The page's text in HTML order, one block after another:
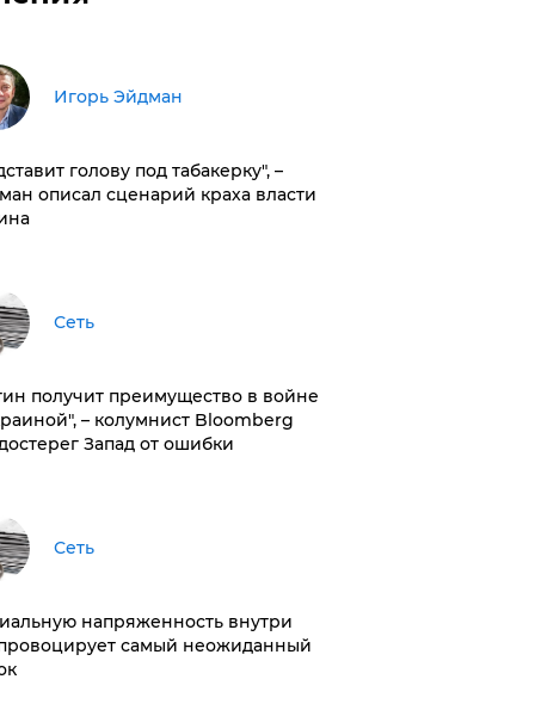
Игорь Эйдман
голову под табакерку", –
описал сценарий краха власти
Сеть
получит преимущество в войне
– колумнист Bloomberg
Запад от ошибки
Сеть
напряженность внутри
самый неожиданный